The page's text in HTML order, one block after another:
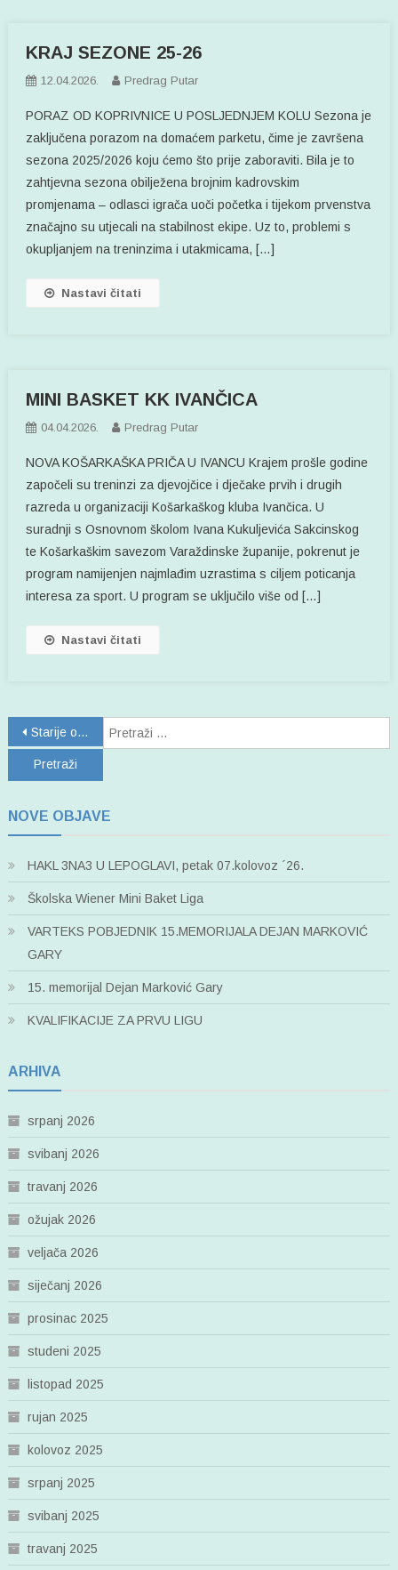
KRAJ SEZONE 25-26
12.04.2026. Predrag Putar
PORAZ OD KOPRIVNICE U POSLJEDNJEM KOLU Sezona je
zaključena porazom na domaćem parketu, čime je završena
sezona 2025/2026 koju ćemo što prije zaboraviti. Bila je to
zahtjevna sezona obilježena brojnim kadrovskim
promjenama – odlasci igrača uoči početka i tijekom prvenstva
značajno su utjecali na stabilnost ekipe. Uz to, problemi s
okupljanjem na treninzima i utakmicama, […]
Nastavi čitati
MINI BASKET KK IVANČICA
04.04.2026. Predrag Putar
NOVA KOŠARKAŠKA PRIČA U IVANCU Krajem prošle godine
započeli su treninzi za djevojčice i dječake prvih i drugih
razreda u organizaciji Košarkaškog kluba Ivančica. U
suradnji s Osnovnom školom Ivana Kukuljevića Sakcinskog
te Košarkaškim savezom Varaždinske županije, pokrenut je
program namijenjen najmlađim uzrastima s ciljem poticanja
interesa za sport. U program se uključilo više od […]
Nastavi čitati
Navigacija
objava
Starije objave
NOVE OBJAVE
HAKL 3NA3 U LEPOGLAVI, petak 07.kolovoz ´26.
Školska Wiener Mini Baket Liga
VARTEKS POBJEDNIK 15.MEMORIJALA DEJAN MARKOVIĆ
GARY
15. memorijal Dejan Marković Gary
KVALIFIKACIJE ZA PRVU LIGU
ARHIVA
srpanj 2026
svibanj 2026
travanj 2026
ožujak 2026
veljača 2026
siječanj 2026
prosinac 2025
studeni 2025
listopad 2025
rujan 2025
kolovoz 2025
srpanj 2025
svibanj 2025
travanj 2025